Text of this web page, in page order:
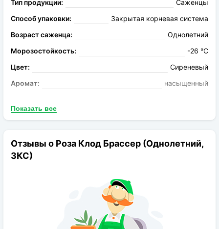
Тип продукции:
Саженцы
Способ упаковки:
Закрытая корневая система
Возраст саженца:
Однолетний
Морозостойкость:
-26 °C
Цвет:
Сиреневый
Аромат:
насыщенный
Высота растения:
Цветение:
повторное
Показать все
Отзывы о Роза Клод Брассер (Однолетний,
ЗКС)